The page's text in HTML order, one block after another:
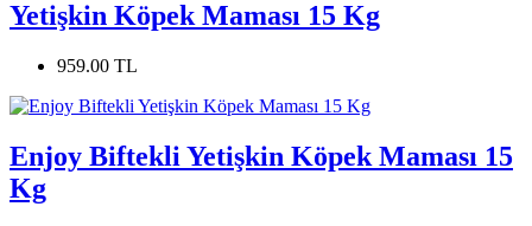
Yetişkin Köpek Maması 15 Kg
959.00 TL
Enjoy Biftekli Yetişkin Köpek Maması 15
Kg